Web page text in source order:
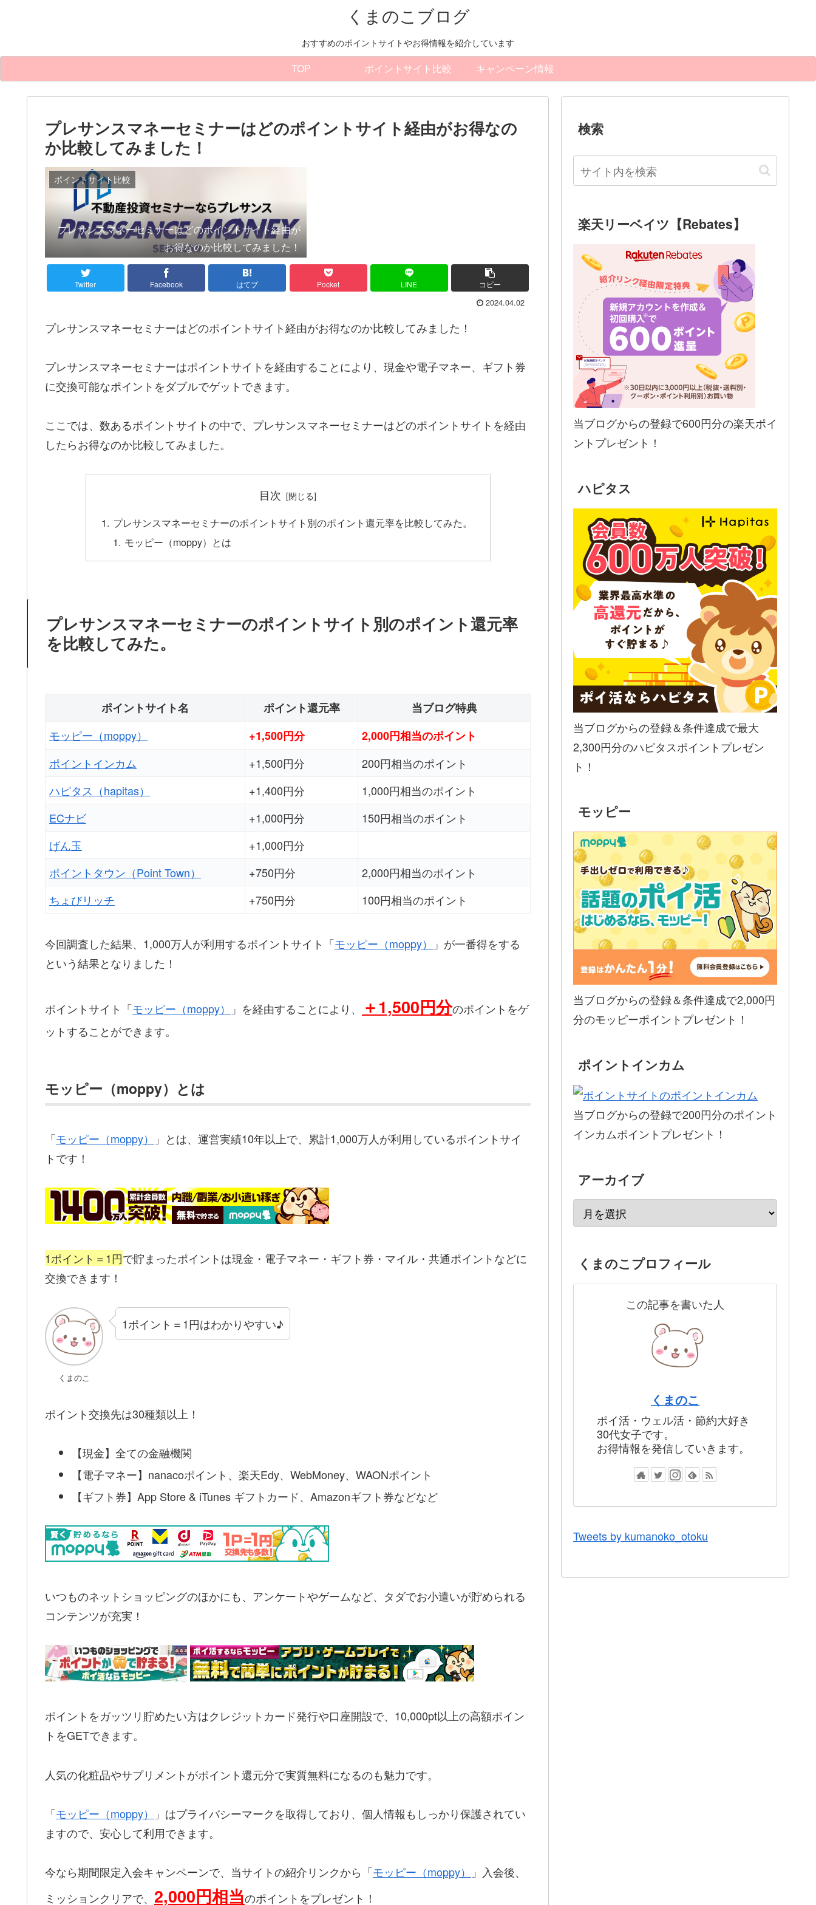
くまのこブログ
おすすめのポイントサイトやお得情報を紹介しています
TOP ポイントサイト比較 キャンペーン情報
プレサンスマネーセミナーはどのポイントサイト経由がお得なの
か比較してみました！
ポイントサイト比較
プレサンスマネーセミナーはどのポイントサイト経由が
お得なのか比較してみました！
Twitter Facebook はてブ Pocket LINE コピー
2024.04.02
プレサンスマネーセミナーはどのポイントサイト経由がお得なのか比較してみました！
プレサンスマネーセミナーはポイントサイトを経由することにより、現金や電子マネー、ギフト券
に交換可能なポイントをダブルでゲットできます。
ここでは、数あるポイントサイトの中で、プレサンスマネーセミナーはどのポイントサイトを経由
したらお得なのか比較してみました。
目次
プレサンスマネーセミナーのポイントサイト別のポイント還元率を比較してみた。
モッピー（moppy）とは
プレサンスマネーセミナーのポイントサイト別のポイント還元率
を比較してみた。
ポイントサイト名 ポイント還元率
当ブログ特典
モッピー（moppy）
+1,500円分
2,000円相当のポイント
ポイントインカム
+1,500円分
200円相当のポイント
ハピタス（hapitas）
+1,400円分
1,000円相当のポイント
ECナビ
+1,000円分
150円相当のポイント
げん玉
+1,000円分
ポイントタウン（Point Town）
+750円分
2,000円相当のポイント
ちょびリッチ
+750円分 100円相当のポイント
今回調査した結果、1,000万人が利用するポイントサイト「モッピー（moppy）
」が一番得をする
という結果となりました！
ポイントサイト「モッピー（moppy） 」を経由することにより、 ＋1,500円分のポイントをゲ
ットすることができます。
モッピー（moppy）とは
「モッピー（moppy）
」とは、運営実績10年以上で、累計1,000万人が利用しているポイントサイ
トです！
1ポイント＝1円で貯まったポイントは現金・電子マネー・ギフト券・マイル・共通ポイントなどに
交換できます！
くまのこ
1ポイント＝1円はわかりやすい♪
ポイント交換先は30種類以上！
【現金】全ての金融機関
【電子マネー】nanacoポイント、楽天Edy、WebMoney、WAONポイント
【ギフト券】App Store & iTunes ギフトカード、Amazonギフト券などなど
いつものネットショッピングのほかにも、アンケートやゲームなど、タダでお小遣いが貯められる
コンテンツが充実！
ポイントをガッツリ貯めたい方はクレジットカード発行や口座開設で、10,000pt以上の高額ポイン
トをGETできます。
人気の化粧品やサプリメントがポイント還元分で実質無料になるのも魅力です。
「モッピー（moppy）
」はプライバシーマークを取得しており、個人情報もしっかり保護されてい
ますので、安心して利用できます。
今なら期間限定入会キャンペーンで、当サイトの紹介リンクから「モッピー（moppy）
」入会後、
ミッションクリアで、 2,000円相当のポイントをプレゼント！
検索
楽天リーベイツ【Rebates】
当ブログからの登録で600円分の楽天ポイ
ントプレゼント！
ハピタス
当ブログからの登録＆条件達成で最大
2,300円分のハピタスポイントプレゼン
ト！
モッピー
当ブログからの登録＆条件達成で2,000円
分のモッピーポイントプレゼント！
ポイントインカム
当ブログからの登録で200円分のポイント
インカムポイントプレゼント！
アーカイブ
くまのこプロフィール
この記事を書いた人
くまのこ
ポイ活・ウェル活・節約大好き
30代女子です。
お得情報を発信していきます。
Tweets by kumanoko_otoku